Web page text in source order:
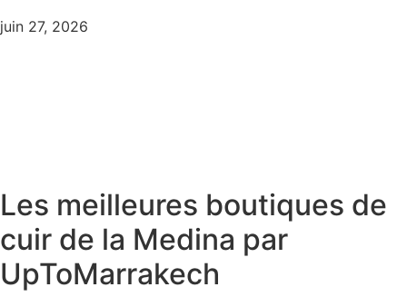
juin 27, 2026
Les meilleures boutiques de
cuir de la Medina par
UpToMarrakech